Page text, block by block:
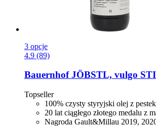
3 opcje
4.9 (89)
Bauernhof JÖBSTL, vulgo
Topseller
100% czysty styryjski olej z
20 lat ciągłego złotego medalu z
Nagroda Gault&Millau 2019,